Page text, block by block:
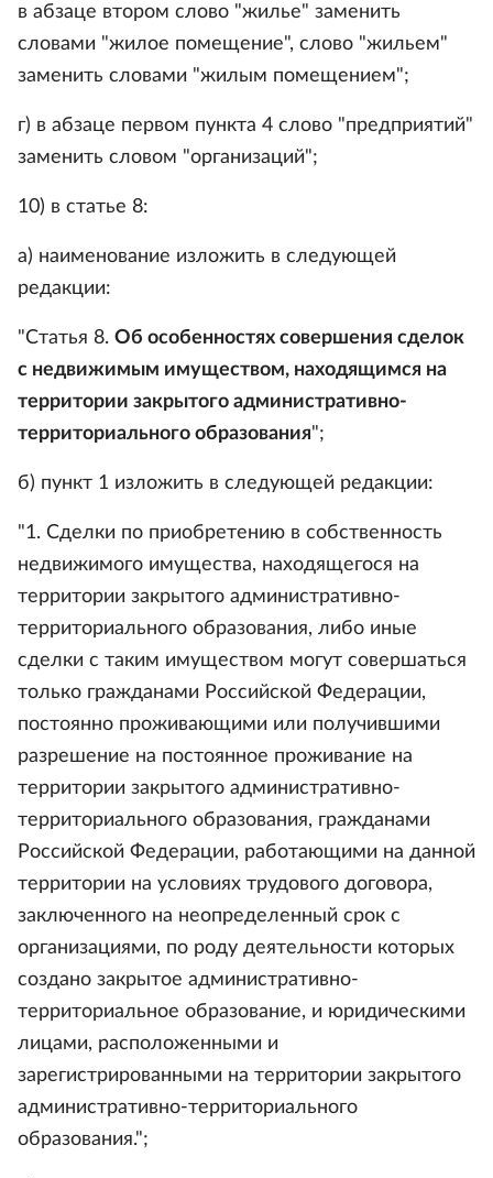
в абзаце втором слово "жилье" заменить
словами "жилое помещение", слово "жильем"
заменить словами "жилым помещением";
г) в абзаце первом пункта 4 слово "предприятий"
заменить словом "организаций";
10) в статье 8:
а) наименование изложить в следующей
редакции:
"Статья 8. Об особенностях совершения сделок
с недвижимым имуществом, находящимся на
территории закрытого административно-
территориального образования";
б) пункт 1 изложить в следующей редакции:
"1. Сделки по приобретению в собственность
недвижимого имущества, находящегося на
территории закрытого административно-
территориального образования, либо иные
сделки с таким имуществом могут совершаться
только гражданами Российской Федерации,
постоянно проживающими или получившими
разрешение на постоянное проживание на
территории закрытого административно-
территориального образования, гражданами
Российской Федерации, работающими на данной
территории на условиях трудового договора,
заключенного на неопределенный срок с
организациями, по роду деятельности которых
создано закрытое административно-
территориальное образование, и юридическими
лицами, расположенными и
зарегистрированными на территории закрытого
административно-территориального
образования.";